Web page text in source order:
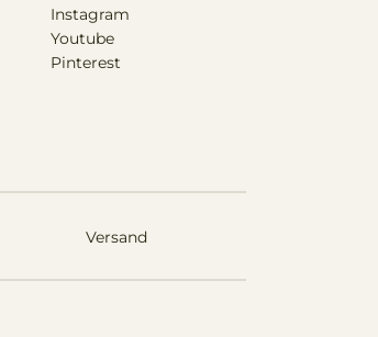
Versand
Instagram
Youtube
Pinterest